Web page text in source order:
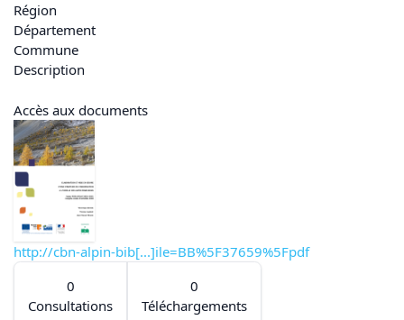
Région
Département
Commune
Description
Accès aux documents
http://cbn-alpin-bib[...]ile=BB%5F37659%5Fpdf
0
Consultations
0
Téléchargements